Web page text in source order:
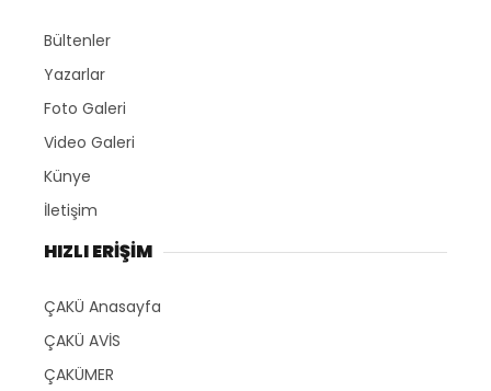
Bültenler
Yazarlar
Foto Galeri
Video Galeri
Künye
İletişim
HIZLI ERİŞİM
ÇAKÜ Anasayfa
ÇAKÜ AVİS
ÇAKÜMER